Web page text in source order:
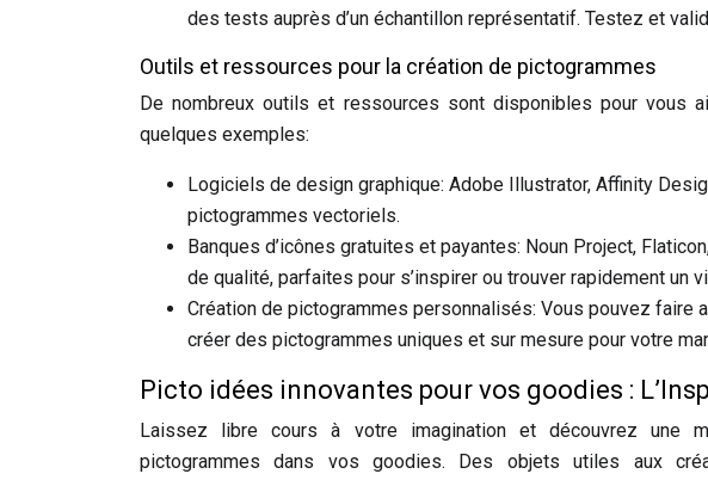
des tests auprès d’un échantillon représentatif. Testez et
Outils et ressources pour la création de pictogrammes
De nombreux outils et ressources sont disponibles pour vous
quelques exemples:
Logiciels de design graphique: Adobe Illustrator, Affinity
pictogrammes vectoriels.
Banques d’icônes gratuites et payantes: Noun Project,
de qualité, parfaites pour s’inspirer ou trouver rapidement un
Création de pictogrammes personnalisés: Vous pouvez faire
créer des pictogrammes uniques et sur mesure pour votre
Picto idées innovantes pour vos goodies :
Laissez libre cours à votre imagination et découvrez une
pictogrammes dans vos goodies. Des objets utiles aux